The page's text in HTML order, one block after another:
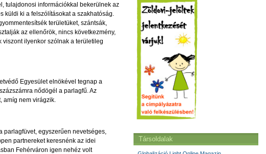
tulajdonosi információkkal bekerülnek az
küldi ki a felszólításokat a szakhatóság.
területüket, szántsák,
az ellenőrök, nincs következmény,
ilyenkor szólnak a területileg
Egyesület elnökével tegnap a
nődögél a parlagfű. Az
amíg nem virágzik.
parlagfüvet, egyszerűen nevetséges,
partnereket keresnénk az idei
Fehérváron igen nehéz volt
Társoldalak